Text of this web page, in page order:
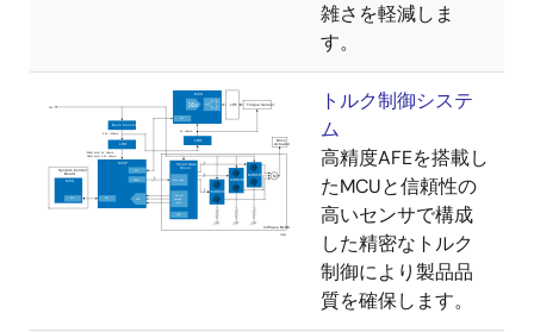
雑さを軽減しま
す。
トルク制御システ
ム
高精度AFEを搭載し
たMCUと信頼性の
高いセンサで構成
した精密なトルク
制御により製品品
質を確保します。